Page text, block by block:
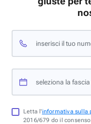
inserisci il tuo
seleziona la
Letta l'informativa sulla
2016/679 do il